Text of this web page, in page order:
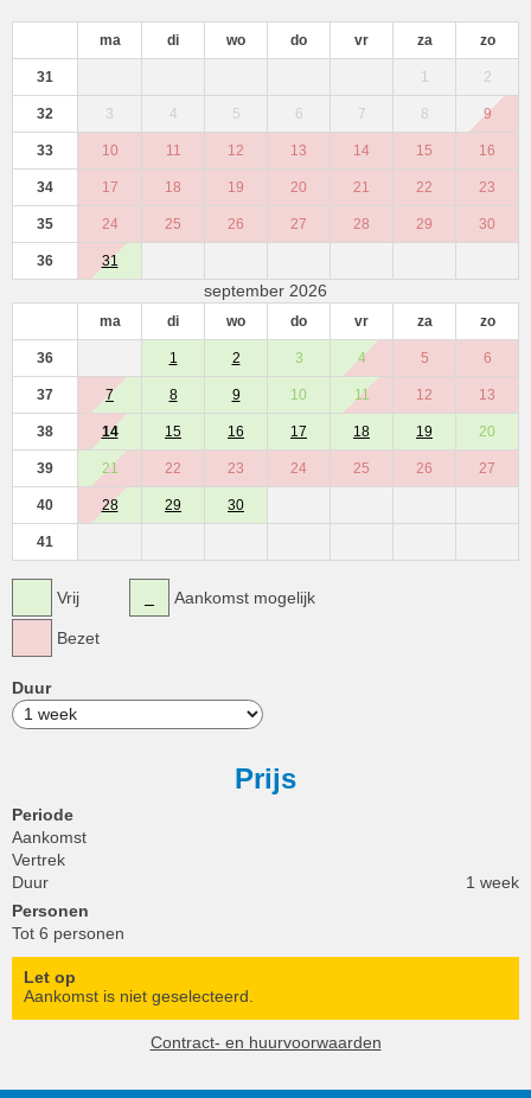
ma di wo do vr za zo
31 1 2
32 3 4 5 6 7 8 9
33 10 11 12 13 14 15 16
34 17 18 19 20 21 22 23
35 24 25 26 27 28 29 30
36 31
september 2026
ma di wo do vr za zo
36 1 2 3 4 5 6
37 7 8 9 10 11 12 13
38 14 15 16 17 18 19 20
39 21 22 23 24 25 26 27
40 28 29 30
41
Vrij
Bezet
Aankomst mogelijk
Duur
Prijs
Periode
Aankomst
Vertrek
Duur
1 week
Personen
Tot 6 personen
Let op
Aankomst is niet geselecteerd.
Contract- en huurvoorwaarden